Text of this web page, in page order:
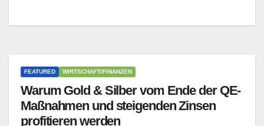
FEATURED WIRTSCHAFT/FINANZEN
Warum Gold & Silber vom Ende der QE-
Maßnahmen und steigenden Zinsen
profitieren werden